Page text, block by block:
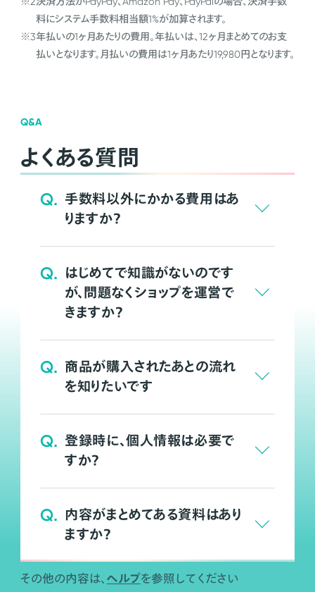
料にシステム手数料相当額1%が加算されます。
※3年払いの1ヶ月あたりの費用。年払いは、12ヶ月まとめてのお支
払いとなります。月払いの費用は1ヶ月あたり19,980円となります。
Q&A
よくある質問
Q. 手数料以外にかかる費用はあ
りますか？
Q. はじめてで知識がないのです
が、問題なくショップを運営で
きますか？
Q. 商品が購入されたあとの流れ
を知りたいです
Q. 登録時に、個人情報は必要で
すか？
Q. 内容がまとめてある資料はあり
ますか？
その他の内容は、 ヘルプを参照してください